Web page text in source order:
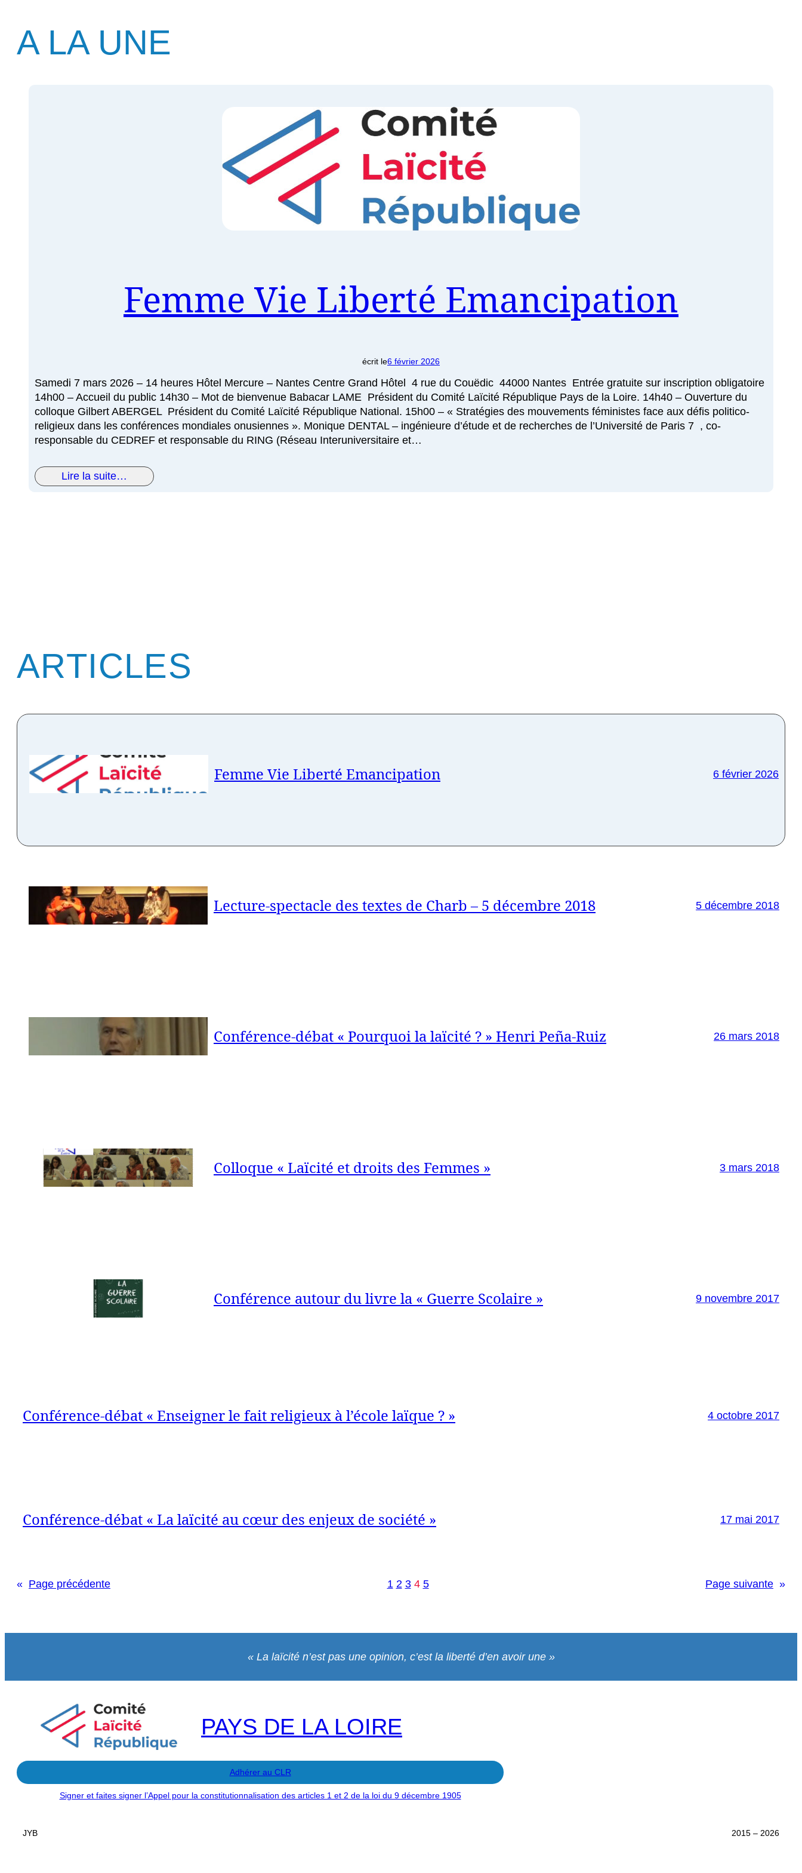
A LA UNE
Femme Vie Liberté Emancipation
écrit le6 février 2026
Samedi 7 mars 2026 – 14 heures Hôtel Mercure – Nantes Centre Grand Hôtel 4 rue du Couëdic 44000 Nantes Entrée gratuite sur inscription obligatoire
14h00 – Accueil du public 14h30 – Mot de bienvenue Babacar LAME Président du Comité Laïcité République Pays de la Loire. 14h40 – Ouverture du
colloque Gilbert ABERGEL Président du Comité Laïcité République National. 15h00 – « Stratégies des mouvements féministes face aux défis politico-
religieux dans les conférences mondiales onusiennes ». Monique DENTAL – ingénieure d’étude et de recherches de l’Université de Paris 7 , co-
responsable du CEDREF et responsable du RING (Réseau Interuniversitaire et…
Lire la suite…
ARTICLES
Femme Vie Liberté Emancipation 6 février 2026
Lecture-spectacle des textes de Charb – 5 décembre 2018 5 décembre 2018
Conférence-débat « Pourquoi la laïcité ? » Henri Peña-Ruiz 26 mars 2018
Colloque « Laïcité et droits des Femmes » 3 mars 2018
Conférence autour du livre la « Guerre Scolaire » 9 novembre 2017
Conférence-débat « Enseigner le fait religieux à l’école laïque ? » 4 octobre 2017
Conférence-débat « La laïcité au cœur des enjeux de société » 17 mai 2017
« Page précédente 1 2 3 4 5 Page suivante »
« La laïcité n’est pas une opinion, c’est la liberté d’en avoir une »
PAYS DE LA LOIRE
Adhérer au CLR
Signer et faites signer l’Appel pour la constitutionnalisation des articles 1 et 2 de la loi du 9 décembre 1905
JYB 2015 – 2026